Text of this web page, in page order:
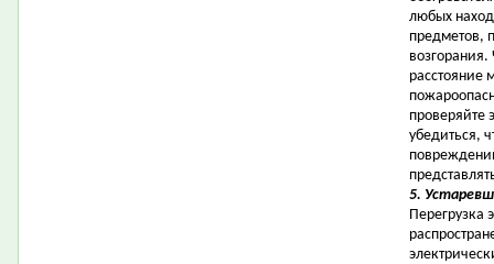
любых
предметов,
возгорания.
расстояние
проверяйте
убедиться,
5.
Перегрузка